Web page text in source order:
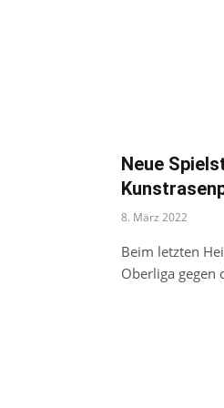
Neue
8. März 2022
Beim letzten
Oberliga gegen